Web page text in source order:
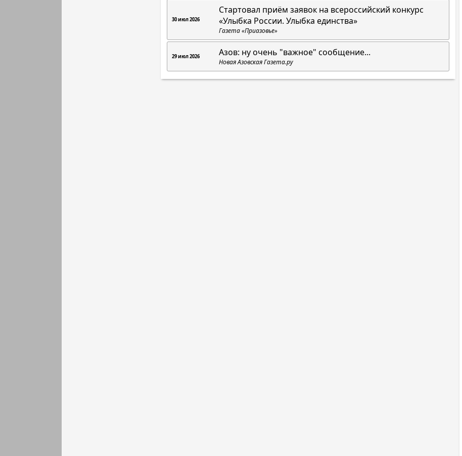
30 июл 2026
Стартовал приём заявок на всероссийский конкурс
«Улыбка России. Улыбка единства»
Газета «Приазовье»
29 июл 2026 Азов: ну очень "важное" сообщение...
Новая Азовская Газета.ру